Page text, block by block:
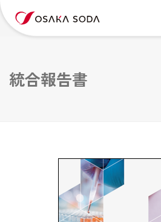
統合報告書